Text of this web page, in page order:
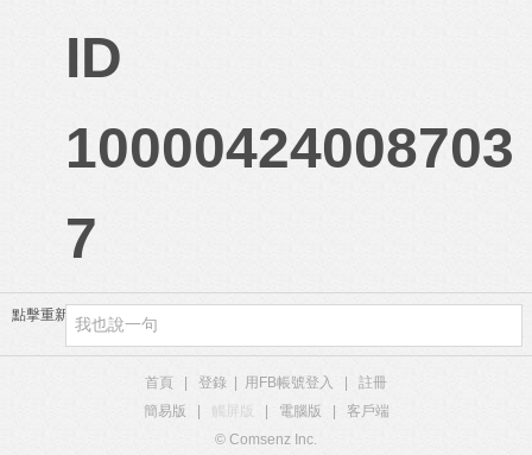
ID
10000424008703
7
點擊重新加載
首頁 登錄 用FB帳號登入
註冊
簡易版
觸屏版 電腦版
客戶端
© Comsenz Inc.